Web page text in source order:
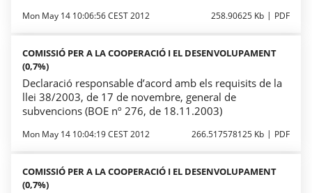
Mon May 14 10:06:56 CEST 2012 258.90625 Kb PDF
COMISSIÓ PER A LA COOPERACIÓ I EL DESENVOLUPAMENT
(0,7%)
Declaració responsable d’acord amb els requisits de la
llei 38/2003, de 17 de novembre, general de
subvencions (BOE nº 276, de 18.11.2003)
Mon May 14 10:04:19 CEST 2012 266.517578125 Kb PDF
COMISSIÓ PER A LA COOPERACIÓ I EL DESENVOLUPAMENT
(0,7%)